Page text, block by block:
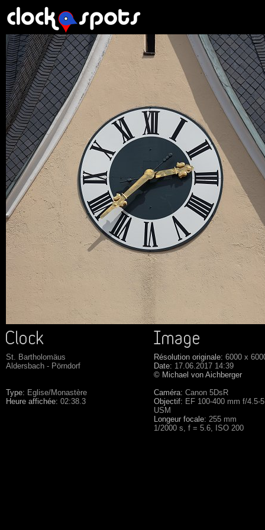
St. Bartholomäus
Aldersbach - Pörndorf
Type: Eglise/Monastère
Heure affichée: 02:38.3
Résolution originale: 6000 x
Date: 17.06.2017 14:39
© Michael von Aichberger
Caméra: Canon 5DsR
Objectif: EF 100-400 mm f/4.5-
USM
Longeur focale: 255 mm
1/2000 s, f = 5.6, ISO 200